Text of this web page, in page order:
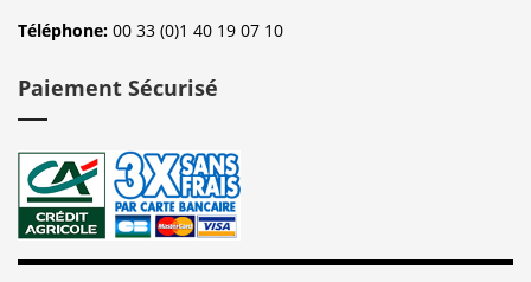
Téléphone: 00 33 (0)1 40 19 07 10
Paiement Sécurisé